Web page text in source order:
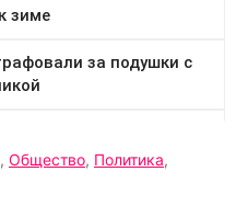
, Общество, Политика,